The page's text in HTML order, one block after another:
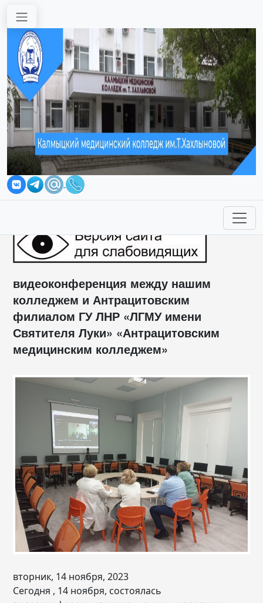
видеоконференция между нашим
колледжем и Антрацитовским
филиалом ГУ ЛНР «ЛГМУ имени
Святителя Луки» «Антрацитовским
медицинским колледжем»
вторник, 14 ноября, 2023
Сегодня , 14 ноября, состоялась